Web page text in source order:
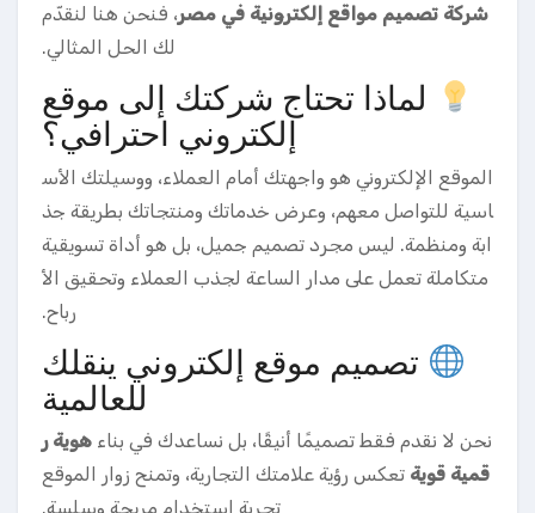
شركة تصميم مواقع إلكترونية في مصر، فنحن هنا لنقدّم
لك الحل المثالي.
لماذا تحتاج شركتك إلى موقع
إلكتروني احترافي؟
الموقع الإلكتروني هو واجهتك أمام العملاء، ووسيلتك الأس
اسية للتواصل معهم، وعرض خدماتك ومنتجاتك بطريقة جذ
ابة ومنظمة. ليس مجرد تصميم جميل، بل هو أداة تسويقية
متكاملة تعمل على مدار الساعة لجذب العملاء وتحقيق الأ
رباح.
تصميم موقع إلكتروني ينقلك
للعالمية
نحن لا نقدم فقط تصميمًا أنيقًا، بل نساعدك في بناء هوية ر
قمية قوية تعكس رؤية علامتك التجارية، وتمنح زوار الموقع
تجربة استخدام مريحة وسلسة.